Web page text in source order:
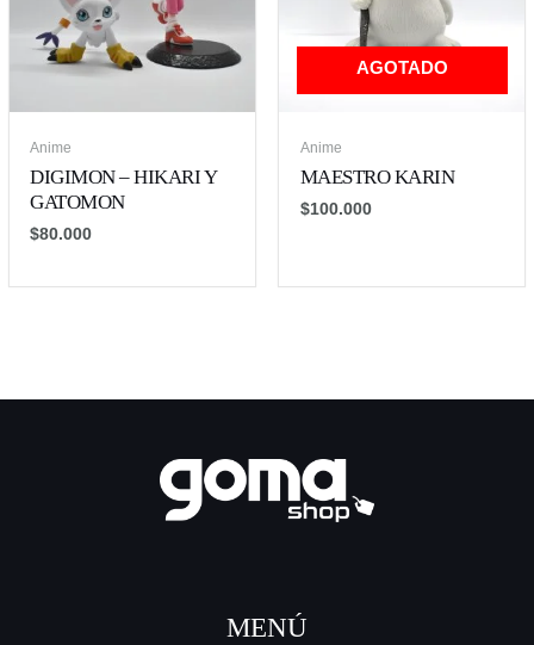
Anime
DIGIMON – HIKARI Y
GATOMON
$80.000
AGOTADO
Anime
MAESTRO KARIN
$100.000
MENÚ